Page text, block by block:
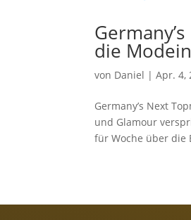
die
von Daniel |Apr. 4,
Germany’s Next
und Glamour
für Woche über die